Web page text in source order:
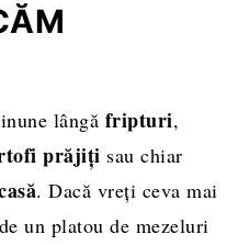
lângă fripturi,
prăjiți sau chiar
. Dacă vreți ceva mai
un platou de mezeluri